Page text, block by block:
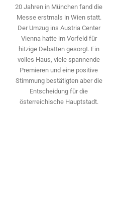
20 Jahren in München fand die
Messe erstmals in Wien statt.
Der Umzug ins Austria Center
Vienna hatte im Vorfeld für
hitzige Debatten gesorgt. Ein
volles Haus, viele spannende
Premieren und eine positive
Stimmung bestätigten aber die
Entscheidung für die
österreichische Hauptstadt.